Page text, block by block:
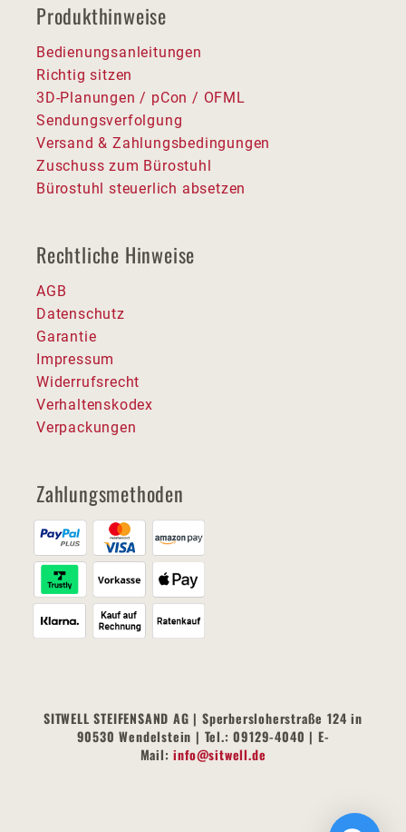
Produkthinweise
Bedienungsanleitungen
Richtig sitzen
3D-Planungen / pCon / OFML
Sendungsverfolgung
Versand & Zahlungsbedingungen
Zuschuss zum Bürostuhl
Bürostuhl steuerlich absetzen
Rechtliche Hinweise
AGB
Datenschutz
Garantie
Impressum
Widerrufsrecht
Verhaltenskodex
Verpackungen
Zahlungsmethoden
SITWELL STEIFENSAND AG | Sperbersloherstraße 124 in
90530 Wendelstein | Tel.: 09129-4040 | E-
Mail:info@sitwell.de